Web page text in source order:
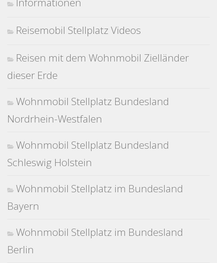
Reisemobil Stellplatz Videos
Reisen mit dem Wohnmobil Zielländer
dieser Erde
Wohnmobil Stellplatz Bundesland
Nordrhein-Westfalen
Wohnmobil Stellplatz Bundesland
Schleswig Holstein
Wohnmobil Stellplatz im Bundesland
Bayern
Wohnmobil Stellplatz im Bundesland
Berlin